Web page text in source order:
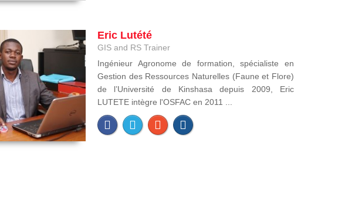
Eric Lutété
GIS and RS Trainer
Ingénieur Agronome de formation, spécialiste en
Gestion des Ressources Naturelles (Faune et Flore)
de l’Université de Kinshasa depuis 2009, Eric
LUTETE intègre l'OSFAC en 2011 ...